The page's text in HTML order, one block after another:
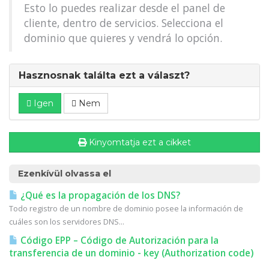
Esto lo puedes realizar desde el panel de
cliente, dentro de servicios. Selecciona el
dominio que quieres y vendrá lo opción.
Hasznosnak találta ezt a választ?
Igen Nem
Kinyomtatja ezt a cikket
Ezenkívül olvassa el
¿Qué es la propagación de los DNS?
Todo registro de un nombre de dominio posee la información de
cuáles son los servidores DNS...
Código EPP – Código de Autorización para la
transferencia de un dominio - key (Authorization code)